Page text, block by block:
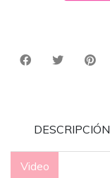
DESCRIPCIÓN
Video